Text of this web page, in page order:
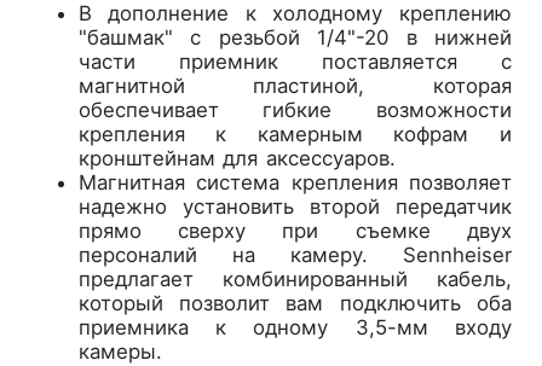
В дополнение к холодному креплению
"башмак" с резьбой 1/4"-20 в нижней
части приемник поставляется с
магнитной пластиной, которая
обеспечивает гибкие возможности
крепления к камерным кофрам и
кронштейнам для аксессуаров.
Магнитная система крепления позволяет
надежно установить второй передатчик
прямо сверху при съемке двух
персоналий на камеру. Sennheiser
предлагает комбинированный кабель,
который позволит вам подключить оба
приемника к одному 3,5-мм входу
камеры.